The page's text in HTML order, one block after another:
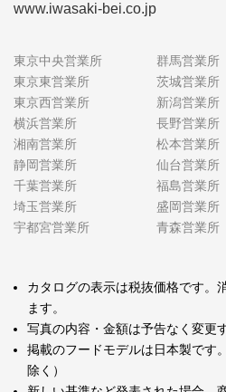
www.iwasaki-bei.co.jp
東京中央営業所
東京東営業所
東京西営業所
横浜営業所
湘南営業所
静岡営業所
千葉営業所
埼玉営業所
宇都宮営業所
群馬営業所
茨城営業所
新潟営業所
長野営業所
松本営業所
仙台営業所
福島営業所
盛岡営業所
青森営業所
カタログの表示は税抜価格です。
ます。
写真の内容・金額は予告なく変更
掲載のフードモデルは日本製です
除く）